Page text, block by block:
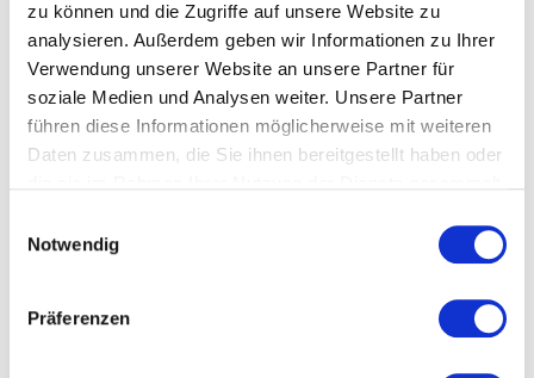
zu können und die Zugriffe auf unsere Website zu
analysieren. Außerdem geben wir Informationen zu Ihrer
Verwendung unserer Website an unsere Partner für
soziale Medien und Analysen weiter. Unsere Partner
führen diese Informationen möglicherweise mit weiteren
Daten zusammen, die Sie ihnen bereitgestellt haben oder
Notwendig
Präferenzen
03.09.2026, 14:00 Uhr — 18:00 Uhr in Geisenheim
Veranstaltungstyp:Seminar
Ort und Anfahrt
Veranstaltet von